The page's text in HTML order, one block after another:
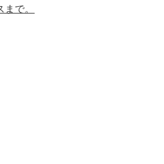
平成26年4月28日
で。